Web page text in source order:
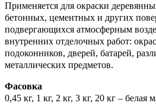
Применяется для окраски
бетонных, цементных и других
подвергающихся атмосферным
внутренних отделочных работ:
подоконников, дверей, батарей,
металлических предметов.
Фасовка
0,45 кг, 1 кг, 2 кг, 3 кг, 20 кг – белая